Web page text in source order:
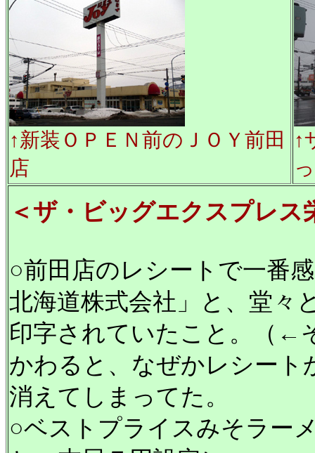
↑新装ＯＰＥＮ前のＪＯＹ前田
店
↑
＜ザ・ビッグエクスプレス
○前田店のレシートで一番
北海道株式会社」と、堂々
印字されていたこと。（←
かわると、なぜかレシート
消えてしまってた。
○ベストプライスみそラー